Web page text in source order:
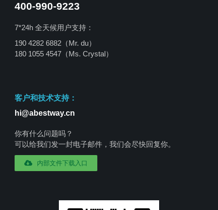
400-990-9223
7*24h 全天候用户支持：
190 4282 6882（Mr. du）
180 1055 4547 （Ms. Crystal）
客户和技术支持：
hi@abestway.cn
你有什么问题吗？
可以给我们发一封电子邮件，我们会尽快回复你。
内部文件下载入口